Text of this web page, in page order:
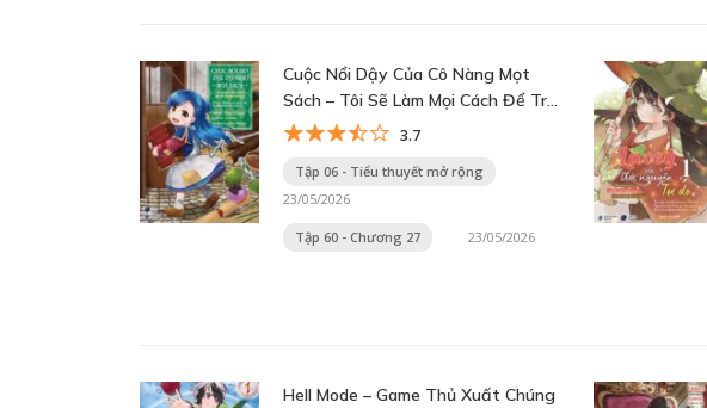
Cuộc Nổi Dậy Của Cô Nàng Mọt
Sách – Tôi Sẽ Làm Mọi Cách Để Trở
Thành Thủ Thư!3.7
Tập 06 - Tiểu thuyết mở rộng
23/05/2026
Tập 60 - Chương 27 23/05/2026
Hell Mode – Game Thủ Xuất Chúng